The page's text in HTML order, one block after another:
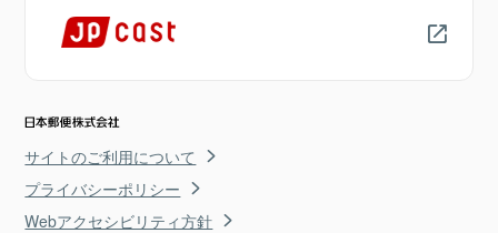
サイトのご利用について
プライバシーポリシー
Webアクセシビリティ方針